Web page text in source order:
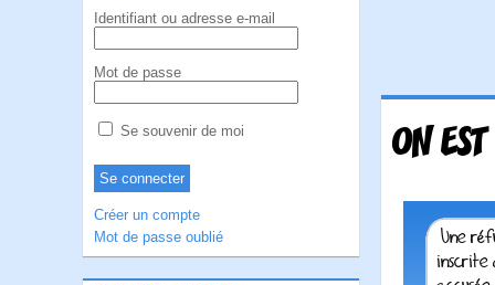
Identifiant ou adresse e-mail
Mot de passe
Se souvenir de moi
Créer un compte
Mot de passe oublié
ON